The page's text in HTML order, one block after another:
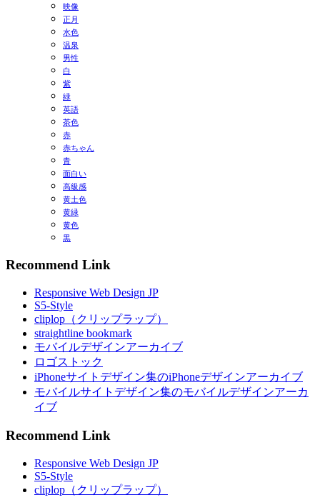
映像
正月
水色
温泉
男性
白
紫
緑
英語
茶色
赤
赤ちゃん
青
面白い
高級感
黄土色
黄緑
黄色
黒
Recommend Link
Responsive Web Design JP
S5-Style
cliplop（クリップラップ）
straightline bookmark
モバイルデザインアーカイブ
ロゴストック
iPhoneサイトデザイン集のiPhoneデザインアーカイブ
モバイルサイトデザイン集のモバイルデザインアーカ
イブ
Recommend Link
Responsive Web Design JP
S5-Style
cliplop（クリップラップ）